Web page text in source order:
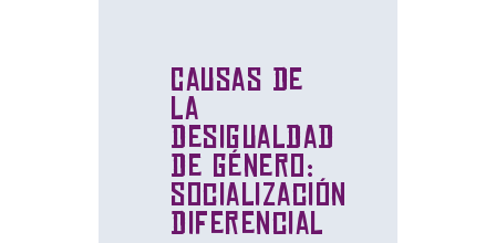
Causas de
la
desigualdad
de género:
socialización
diferencial